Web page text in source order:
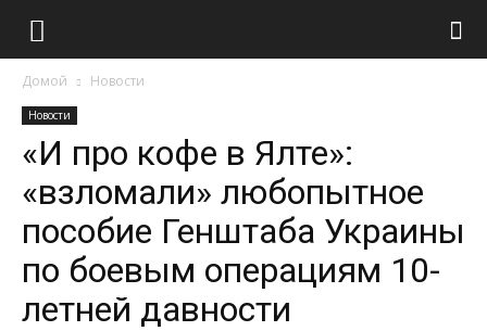
Домой Новости
Новости
«И про кофе в Ялте»:
«взломали» любопытное
пособие Генштаба Украины
по боевым операциям 10-
летней давности